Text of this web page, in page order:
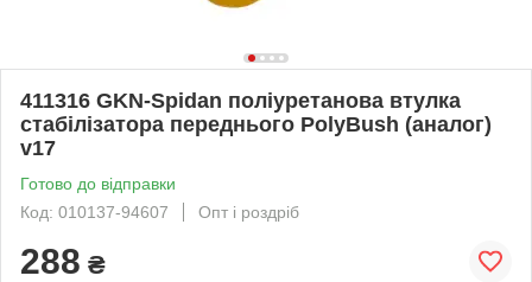
411316 GKN-Spidan поліуретанова втулка
стабілізатора переднього PolyBush (аналог)
v17
Готово до відправки
Код: 010137-94607
Опт і роздріб
288 ₴